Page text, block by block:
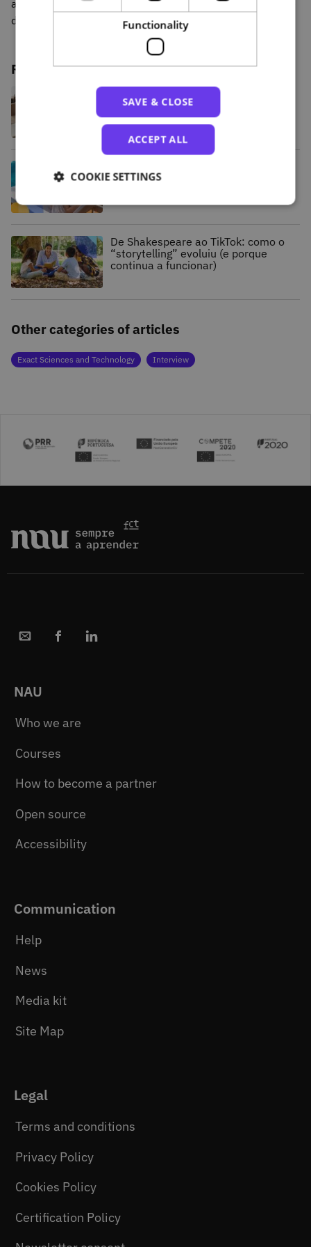
apontamentos. E claro, não se esqueça de descansar… e
de se divertir enquanto aprende!
Related posts
Crescimento, inovação e novos
serviços: os resultados do PRR na
NAU
as férias para desenvolver novas
De Shakespeare ao TikTok: como o
“storytelling” evoluiu (e porque
continua a funcionar)
Other categories of articles
Exact Sciences and Technology Interview
NAU
Who we are
Courses
How to become a partner
Open source
Accessibility
Communication
Help
News
Media kit
Site Map
Legal
Terms and conditions
Privacy Policy
Cookies Policy
Certification Policy
Functionality
SAVE & CLOSE
ACCEPT ALL
COOKIE SETTINGS